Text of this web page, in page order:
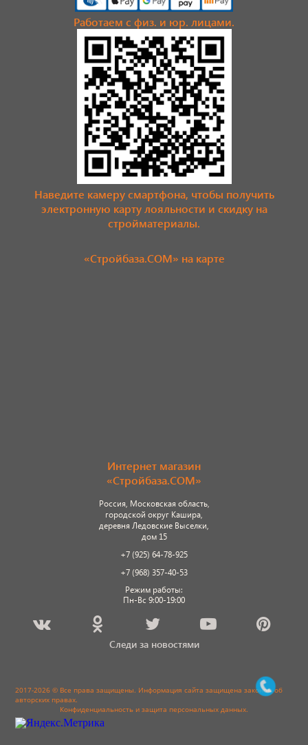
Работаем с физ. и юр. лицами.
Наведите камеру смартфона, чтобы получить
электронную карту лояльности и скидку на
стройматериалы.
«Стройбаза.COM» на карте
Интернет магазин
«Стройбаза.COM»
Россия, Московская область,
городской округ Кашира,
деревня Ледовские Выселки,
дом 15
+7 (925) 64-78-925
+7 (968) 357-40-53
Режим работы:
Пн-Вс 9:00-19:00
Следи за новостями
2017-2026 © Все права защищены. Информация сайта защищена законом об
авторских правах.
Конфиденциальность и защита персональных данных.